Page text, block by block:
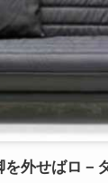
外せばロ－